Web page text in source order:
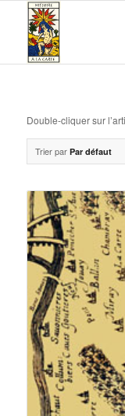
Double-cliquer sur
Trier par Par défaut